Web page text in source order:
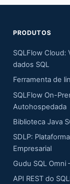
PRODUTOS
SQLFlow Cloud:
dados SQL
Ferramenta de
SQLFlow On-
Autohospedada
Biblioteca Java
SDLP:
Empresarial
Gudu SQL Omni
API REST do